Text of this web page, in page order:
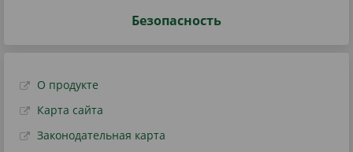
Безопасность
О продукте
Карта сайта
Законодательная карта